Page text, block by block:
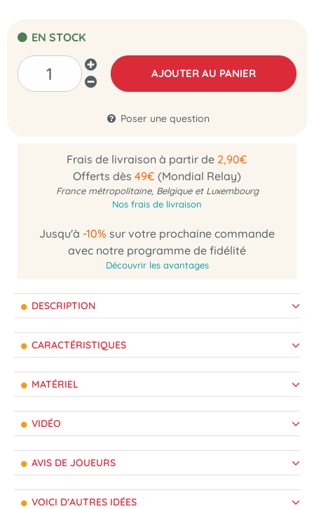
EN STOCK
AJOUTER AU PANIER
Poser une question
Frais de livraison à partir de 2,90€
Offerts dès 49€ (Mondial Relay)
France métropolitaine, Belgique et Luxembourg
Nos frais de livraison
Jusqu'à -10% sur votre prochaine commande
avec notre programme de fidélité
Découvrir les avantages
DESCRIPTION
CARACTÉRISTIQUES
MATÉRIEL
VIDÉO
AVIS DE JOUEURS
VOICI D'AUTRES IDÉES